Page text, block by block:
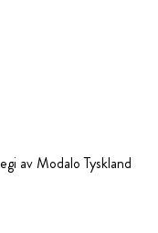
av Modalo Tyskland